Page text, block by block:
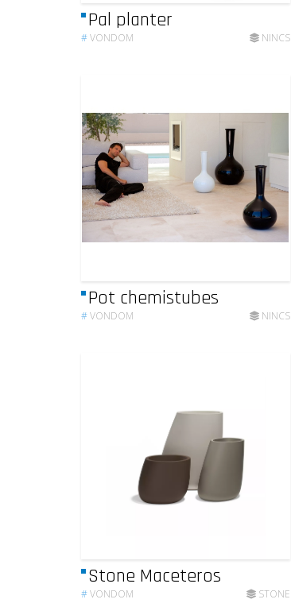
Pal planter
#VONDOM NINCS
Pot chemistubes
#VONDOM NINCS
Stone Maceteros
#VONDOM STONE